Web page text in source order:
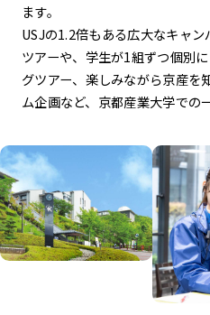
ます。
USJの1.2倍もある広大なキャ
ツアーや、 学生が1組ずつ個別
グツアー、 楽しみながら京産を
ム企画など、 京都産業大学での